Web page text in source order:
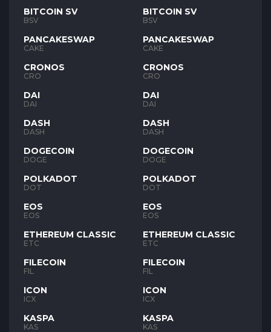
BITCOIN SV
BSV
PANCAKESWAP
CAKE
CRONOS
CRO
DAI
DAI
DASH
DASH
DOGECOIN
DOGE
POLKADOT
DOT
EOS
EOS
ETHEREUM CLASSIC
ETC
FILECOIN
FIL
ICON
ICX
KASPA
KAS
BITCOIN SV
BSV
PANCAKESWAP
CAKE
CRONOS
CRO
DAI
DAI
DASH
DASH
DOGECOIN
DOGE
POLKADOT
DOT
EOS
EOS
ETHEREUM CLASSIC
ETC
FILECOIN
FIL
ICON
ICX
KASPA
KAS